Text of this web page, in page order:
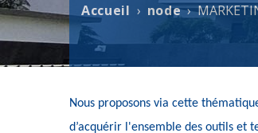
Fil
d'Ariane
Accueil node
Nous proposons via cette
d’acquérir l'ensemble des outils et